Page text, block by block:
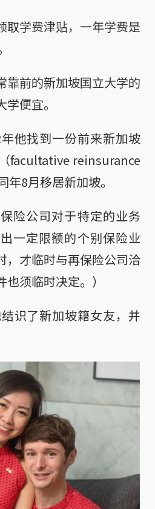
取学费津贴，一年学费是
靠前的新加坡国立大学的
便宜。
他找到一份前来新加坡
facultative reinsurance
8月移居新加坡。
险公司对于特定的业务
一定限额的个别保险业
，才临时与再保险公司洽
须临时决定。）
识了新加坡籍女友，并